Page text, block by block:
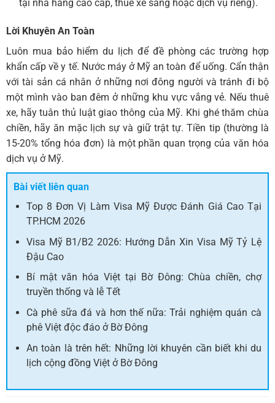
tại nhà hàng cao cấp, thuê xe sang hoặc dịch vụ riêng).
Lời Khuyên An Toàn
Luôn mua bảo hiểm du lịch để đề phòng các trường hợp
khẩn cấp về y tế. Nước máy ở Mỹ an toàn để uống. Cẩn thận
với tài sản cá nhân ở những nơi đông người và tránh đi bộ
một mình vào ban đêm ở những khu vực vắng vẻ. Nếu thuê
xe, hãy tuân thủ luật giao thông của Mỹ. Khi ghé thăm chùa
chiền, hãy ăn mặc lịch sự và giữ trật tự. Tiền tip (thường là
15-20% tổng hóa đơn) là một phần quan trọng của văn hóa
dịch vụ ở Mỹ.
Bài viết liên quan
Top 8 Đơn Vị Làm Visa Mỹ Được Đánh Giá Cao Tại
TP.HCM 2026
Visa Mỹ B1/B2 2026: Hướng Dẫn Xin Visa Mỹ Tỷ Lệ
Đậu Cao
Bí mật văn hóa Việt tại Bờ Đông: Chùa chiền, chợ
truyền thống và lễ Tết
Cà phê sữa đá và hơn thế nữa: Trải nghiệm quán cà
phê Việt độc đáo ở Bờ Đông
An toàn là trên hết: Những lời khuyên cần biết khi du
lịch cộng đồng Việt ở Bờ Đông